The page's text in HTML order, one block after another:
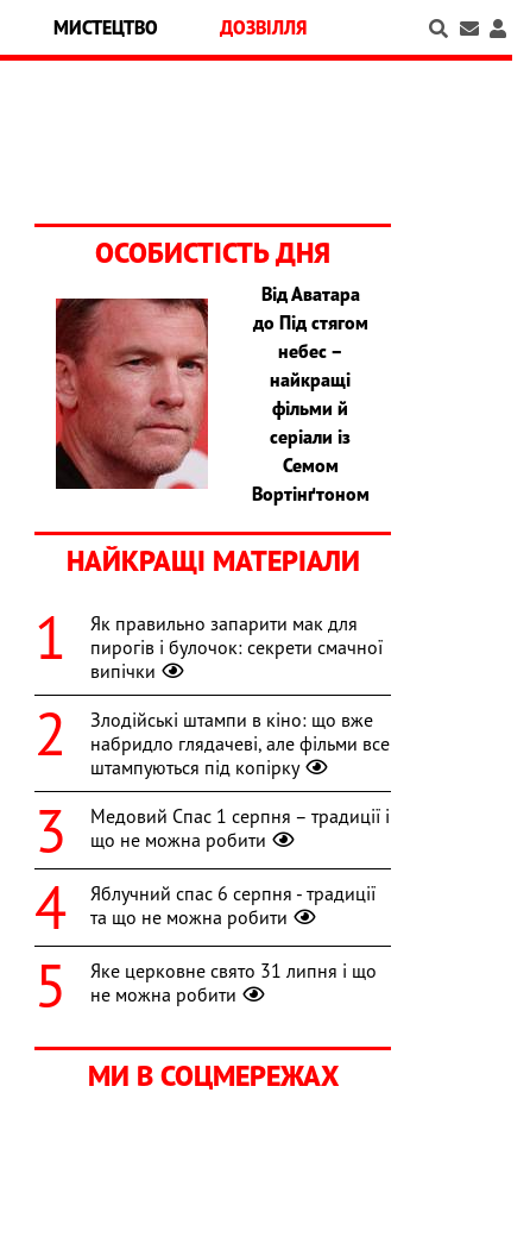
МИСТЕЦТВО ДОЗВІЛЛЯ
ОСОБИСТІСТЬ ДНЯ
Від Аватара
до Під стягом
небес –
найкращі
фільми й
серіали із
Семом
Вортінґтоном
НАЙКРАЩІ МАТЕРІАЛИ
Як правильно запарити мак для
пирогів і булочок: секрети смачної
випічки
Злодійські штампи в кіно: що вже
набридло глядачеві, але фільми все
штампуються під копірку
Медовий Спас 1 серпня – традиції і
що не можна робити
Яблучний спас 6 серпня - традиції
та що не можна робити
Яке церковне свято 31 липня і що
не можна робити
МИ В СОЦМЕРЕЖАХ